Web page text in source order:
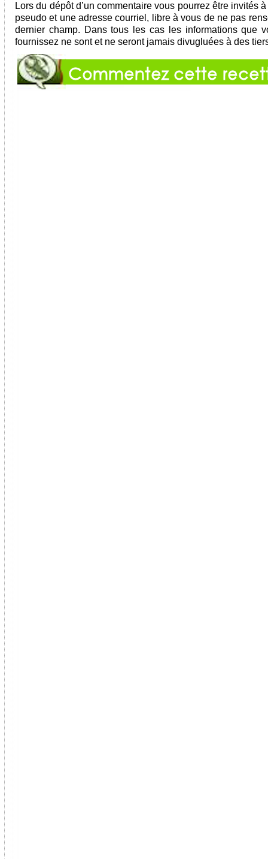
Lors du dépôt d’un commentaire vous pourrez être invités
pseudo et une adresse courriel, libre à vous de ne pas
dernier champ. Dans tous les cas les informations que
fournissez ne sont et ne seront jamais divugluées à des